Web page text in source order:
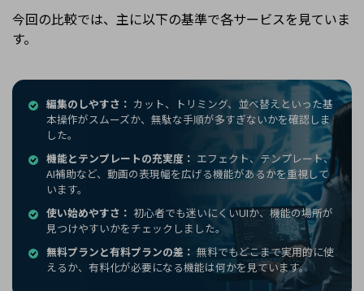
今回の比較では、主に以下の基準で各サービスを見ていま
す。
編集のしやすさ： カット、トリミング、並べ替えといった基
本操作がスムーズか、無駄な手順が多すぎないかを確認しま
した。
機能とテンプレートの充実度： エフェクト、テンプレート、
AI補助など、動画の表現幅を広げる機能があるかを重視して
います。
使い始めやすさ： 初心者でも迷いにくいUIか、機能の場所が
見つけやすいかをチェックしました。
無料プランと有料プランの差： 無料でもどこまで実用的に使
えるか、有料化が必要になる機能は何かを見ています。